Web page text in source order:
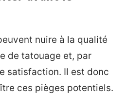
nuire à la qualité
de tatouage et, par
satisfaction. Il est donc
ces pièges potentiels.